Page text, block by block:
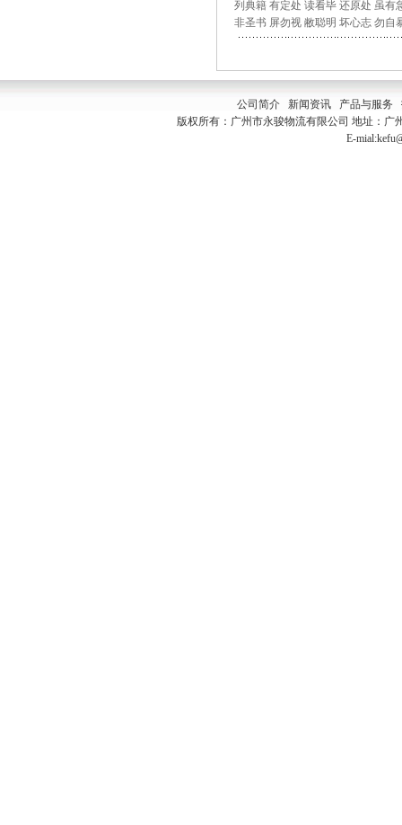
列典籍 有定处 读看毕 还原处 虽有
非圣书 屏勿视 敝聪明 坏心志 勿自
公司简介 新闻资讯 产品与服务
版权所有：广州市永骏物流有限公司 地址：广
E-